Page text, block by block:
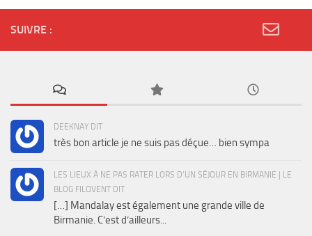
SUIVRE :
DEEKNAY DIT
très bon article je ne suis pas déçue… bien sympa
LES LIEUX À NE PAS RATER LORS D’UN SÉJOUR EN BIRMANIE | LE
BLOG FILOVENT DIT
[…] Mandalay est également une grande ville de
Birmanie. C’est d’ailleurs...